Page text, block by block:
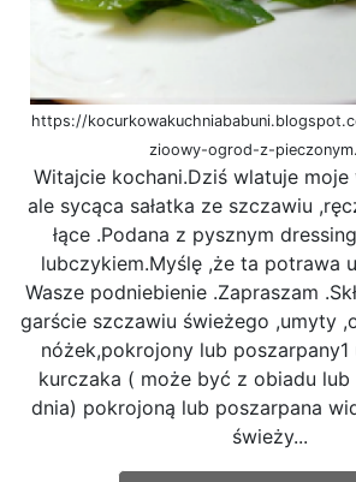
https://
zioowy-ogrod-z-
Witajcie kochani.Dziś wlatuje moje
ale sycąca sałatka ze szczawiu
łące .Podana z pysznym
lubczykiem.Myślę ,że ta potrawa
Wasze podniebienie .Zapraszam
garście szczawiu świeżego ,umyty
nóżek,pokrojony lub
kurczaka ( może być z obiadu
dnia) pokrojoną lub poszarpana
świeży...